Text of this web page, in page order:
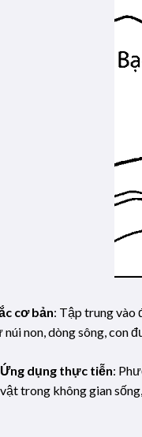
cơ bản: Tập trung vào
núi non, dòng sông, con
Ứng dụng thực tiễn:
vật trong không gian